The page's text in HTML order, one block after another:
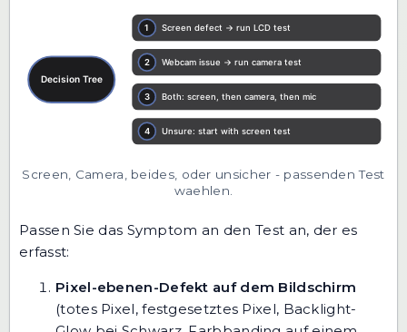
Screen, Camera, beides, oder unsicher - passenden Test
waehlen.
Passen Sie das Symptom an den Test an, der es
erfasst:
Pixel-ebenen-Defekt auf dem Bildschirm
(totes Pixel, festgesetztes Pixel, Backlight-